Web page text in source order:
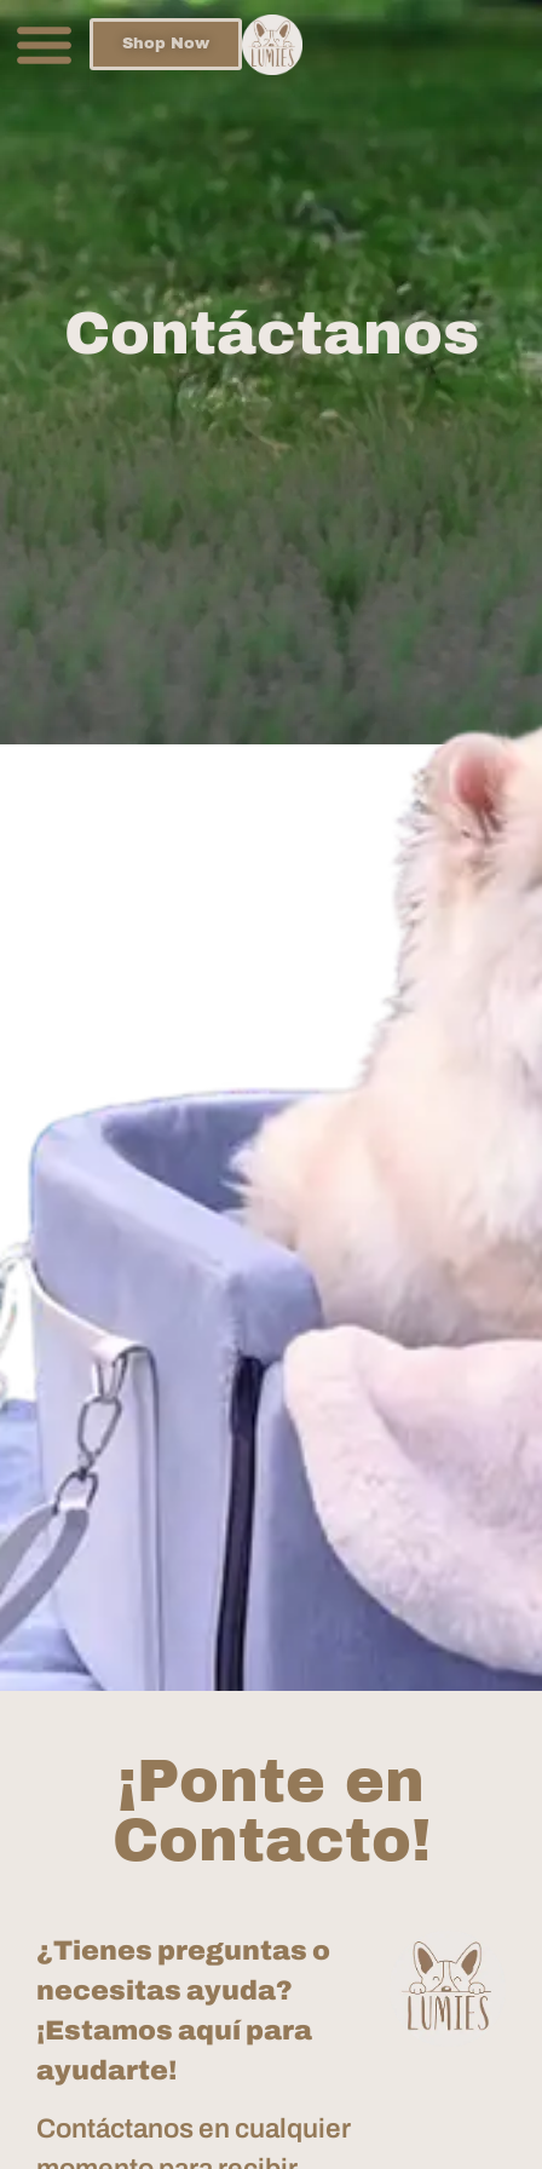
Shop Now
Contáctanos
¡Ponte en
Contacto!
¿Tienes preguntas o
necesitas ayuda?
¡Estamos aquí para
ayudarte!
Contáctanos en cualquier